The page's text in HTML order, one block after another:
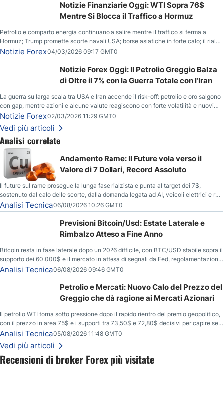
Recensioni di broker Forex più visitate
Notizie Finanziarie Oggi: WTI Sopra 76$
Mentre Si Blocca il Traffico a Hormuz
Petrolio e comparto energia continuano a salire mentre il traffico si ferma a
Hormuz; Trump promette scorte navali USA; borse asiatiche in forte calo; il rialzo
del gas naturale mette pressione all’euro.
Notizie Forex04/03/2026 09:17 GMT0
Notizie Forex Oggi: Il Petrolio Greggio Balza
di Oltre il 7% con la Guerra Totale con l’Iran
La guerra su larga scala tra USA e Iran accende il risk-off: petrolio e oro salgono
con gap, mentre azioni e alcune valute reagiscono con forte volatilità e nuovi
livelli da monitorare.
Notizie Forex02/03/2026 11:29 GMT0
Vedi più articoli
Analisi correlate
Andamento Rame: Il Future vola verso il
Valore di 7 Dollari, Record Assoluto
Il future sul rame prosegue la lunga fase rialzista e punta al target dei 7$,
sostenuto dal calo delle scorte, dalla domanda legata ad AI, veicoli elettrici e reti
energetiche, e dai timori di deficit produttivo dal 2028.
Analisi Tecnica06/08/2026 10:26 GMT0
Previsioni Bitcoin/Usd: Estate Laterale e
Rimbalzo Atteso a Fine Anno
Bitcoin resta in fase laterale dopo un 2026 difficile, con BTC/USD stabile sopra il
supporto dei 60.000$ e il mercato in attesa di segnali da Fed, regolamentazione
USA ed elezioni di medio termine.
Analisi Tecnica06/08/2026 09:46 GMT0
Petrolio e Mercati: Nuovo Calo del Prezzo del
Greggio che dà ragione ai Mercati Azionari
Il petrolio WTI torna sotto pressione dopo il rapido rientro del premio geopolitico,
con il prezzo in area 75$ e i supporti tra 73,50$ e 72,80$ decisivi per capire se il
ribasso potrà estendersi verso quota 70$.
Analisi Tecnica05/08/2026 11:48 GMT0
Vedi più articoli